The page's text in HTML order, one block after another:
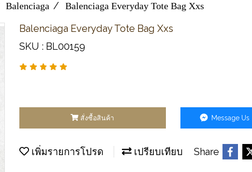
Balenciaga Balenciaga Everyday Tote Bag Xxs
Balenciaga Everyday Tote Bag Xxs
SKU : BL00159
สั่งซื้อสินค้า Message Us
เพิ่มรายการโปรด เปรียบเทียบ Share